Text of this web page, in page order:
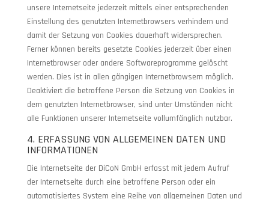
unsere Internetseite jederzeit mittels einer entsprechenden
Einstellung des genutzten Internetbrowsers verhindern und
damit der Setzung von Cookies dauerhaft widersprechen.
Ferner können bereits gesetzte Cookies jederzeit über einen
Internetbrowser oder andere Softwareprogramme gelöscht
werden. Dies ist in allen gängigen Internetbrowsern möglich.
Deaktiviert die betroffene Person die Setzung von Cookies in
dem genutzten Internetbrowser, sind unter Umständen nicht
alle Funktionen unserer Internetseite vollumfänglich nutzbar.
4. ERFASSUNG VON ALLGEMEINEN DATEN UND
INFORMATIONEN
Die Internetseite der DiCoN GmbH erfasst mit jedem Aufruf
der Internetseite durch eine betroffene Person oder ein
automatisiertes System eine Reihe von allgemeinen Daten und